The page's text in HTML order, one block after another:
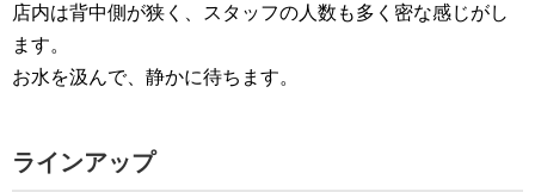
店内は背中側が狭く、スタッフの人数も多く密な感じがし
ます。
お水を汲んで、静かに待ちます。
ラインアップ